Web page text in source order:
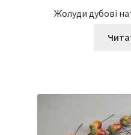
Жолуди дубові